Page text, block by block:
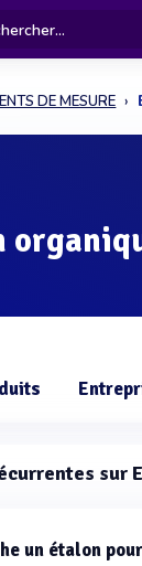
DE MESURE
sur
un étalon